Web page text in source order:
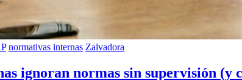
normativas internas Zalvadora
ignoran normas sin supervisión